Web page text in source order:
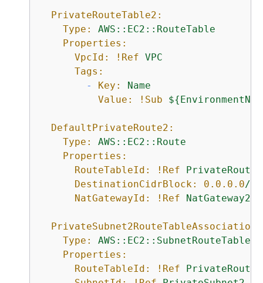
PrivateRouteTable2:
Type:
AWS::EC2::RouteTable
Properties:
VpcId:
!Ref VPC
Tags:
-
Key:
Name
Value:
!Sub ${
DefaultPrivateRoute2:
Type:
AWS::EC2::Route
Properties:
RouteTableId:
!Ref
DestinationCidrBlock:
0.0 .0 .0/0
NatGatewayId:
!Ref NatGateway2
PrivateSubnet2RouteTableAssociation:
Type:
Properties:
RouteTableId:
!Ref